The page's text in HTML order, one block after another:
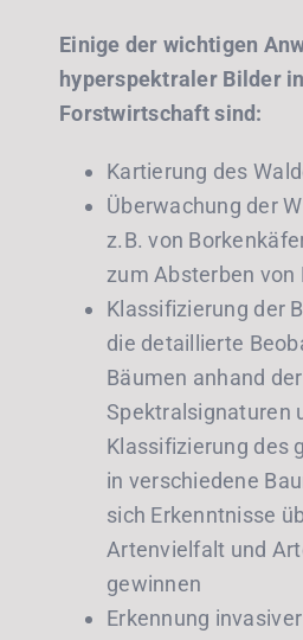
Einige der wichtigen
hyperspektraler Bilder
Forstwirtschaft sind:
Kartierung des
Überwachung der
z.B. von
zum Absterben von
Klassifizierung der
die detaillierte
Bäumen anhand der
Spektralsignaturen
Klassifizierung des
in verschiedene
sich Erkenntnisse
Artenvielfalt und
gewinnen
Erkennung